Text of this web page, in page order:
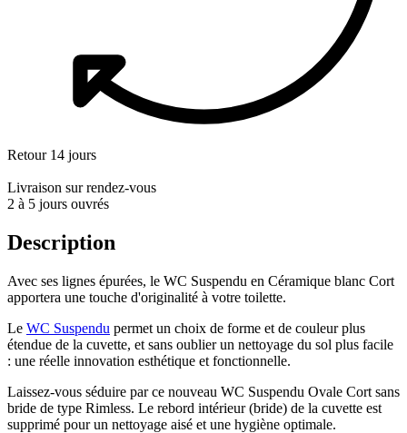
Retour 14 jours
Livraison sur rendez-vous
2 à 5 jours ouvrés
Description
Avec ses lignes épurées, le WC Suspendu en Céramique blanc Cort
apportera une touche d'originalité à votre toilette.
Le WC Suspendu permet un choix de forme et de couleur plus
étendue de la cuvette, et sans oublier un nettoyage du sol plus facile
: une réelle innovation esthétique et fonctionnelle.
Laissez-vous séduire par ce nouveau WC Suspendu Ovale Cort sans
bride de type Rimless. Le rebord intérieur (bride) de la cuvette est
supprimé pour un nettoyage aisé et une hygiène optimale.